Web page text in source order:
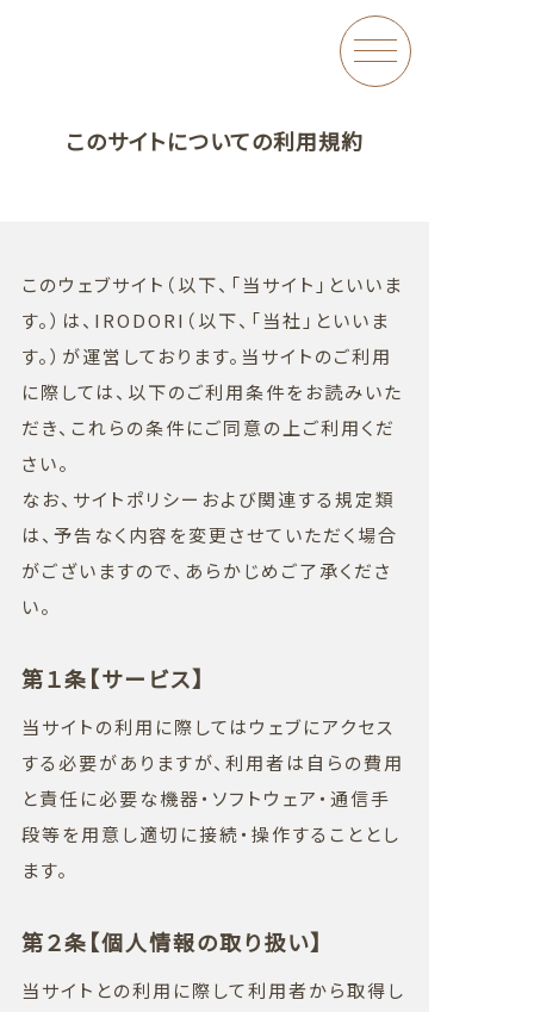
このサイトについての利用規約
このウェブサイト（以下、「当サイト」といいま
す。）は、IRODORI（以下、「当社」といいま
す。）が運営しております。当サイトのご利用
に際しては、以下のご利用条件をお読みいた
だき、これらの条件にご同意の上ご利用くだ
さい。
なお、サイトポリシーおよび関連する規定類
は、予告なく内容を変更させていただく場合
がございますので、あらかじめご了承くださ
い。
第１条【サービス】
当サイトの利用に際してはウェブにアクセス
する必要がありますが、利用者は自らの費用
と責任に必要な機器・ソフトウェア・通信手
段等を用意し適切に接続・操作することとし
ます。
第２条【個人情報の取り扱い】
当サイトとの利用に際して利用者から取得し